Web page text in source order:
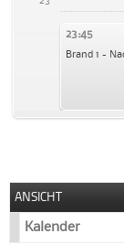
23:45
Brand 1 -
ANSICHT
Kalender